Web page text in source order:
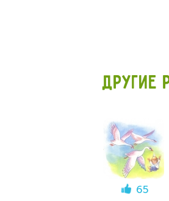
ДРУГИЕ
65